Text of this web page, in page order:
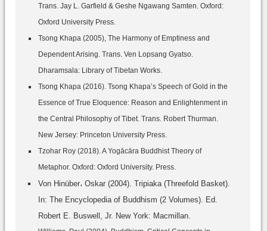
Trans. Jay L. Garfield & Geshe Ngawang Samten. Oxford:
Oxford University Press.
Tsong Khapa (2005), The Harmony of Emptiness and
Dependent Arising. Trans. Ven Lopsang Gyatso.
Dharamsala: Library of Tibetan Works.
Tsong Khapa (2016). Tsong Khapa’s Speech of Gold in the
Essence of True Eloquence: Reason and Enlightenment in
the Central Philosophy of Tibet. Trans. Robert Thurman.
New Jersey: Princeton University Press.
Tzohar Roy (2018). A Yogācāra Buddhist Theory of
Metaphor. Oxford: Oxford University. Press.
Von Hinüber، Oskar (2004). Tripiaka (Threefold Basket).
In: The Encyclopedia of Buddhism (2 Volumes). Ed.
Robert E. Buswell, Jr. New York: Macmillan.